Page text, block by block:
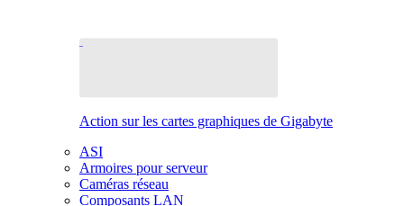
Action sur les cartes graphiques de Gigabyte
ASI
Armoires pour serveur
Caméras réseau
Composants LAN